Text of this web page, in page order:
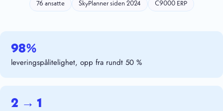
76 ansatte SkyPlanner siden 2024 C9000 ERP
98%
leveringspålitelighet, opp fra rundt 50 %
2 → 1